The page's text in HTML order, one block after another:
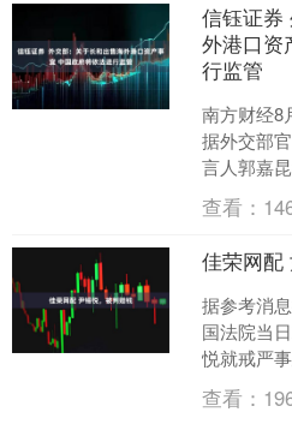
信钰证券
外港口资
行监管
南方财经8
据外交部
言人郭嘉
者提问：
港长江和
查看：
佳荣网配
据参考消
国法院当
悦就戒严
作出一审
原告每人
查看：